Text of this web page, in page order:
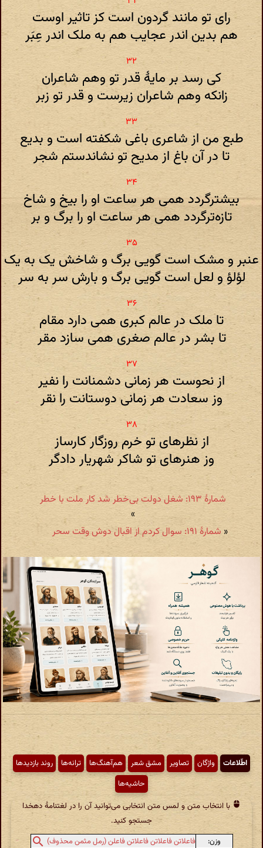
رای تو مانند گردون است کز تاثیر اوست
هم بدین اندر عجایب هم به ملک اندر عِبَر
کی رسد بر مایهٔ قدر تو وهم شاعران
زانکه وهم شاعران زیرست و قدر تو زبر
طبع من از شاعری باغی شکفته است و بدیع
تا در آن باغ از مدیح تو نشاندستم شجر
بیشترگردد همی هر ساعت او را بیخ و شاخ
تازه‌ترگردد همی هر ساعت او را برگ و بر
عنبر و مشک است گویی برگ و شاخش یک به یک
لؤلؤ و لعل است گویی برگ و بارش سر به سر
تا ملک در عالم کبری همی دارد مقام
تا بشر در عالم صغری همی سازد مقر
از نحوست هر زمانی دشمنانت را نفیر
وز سعادت هر زمانی دوستانت را نقر
از نظرهای تو خرم روزگار کارساز
وز هنرهای تو شاکر شهریار دادگر
شمارهٔ ۱۹۳: شغل دولت بی‌خطر شد کار ملت با خطر
»
« شمارهٔ ۱۹۱: سوال کردم از اقبال دوش وقت سحر
اطّلاعات واژگان تصاویر مشق شعر هم‌آهنگ‌ها ترانه‌ها
روند بازدیدها
حاشیه‌ها
با انتخاب متن و لمس متن انتخابی می‌توانید آن را در لغتنامهٔ دهخدا
جستجو کنید.
وزن:
فاعلاتن فاعلاتن فاعلاتن فاعلن (رمل مثمن محذوف)